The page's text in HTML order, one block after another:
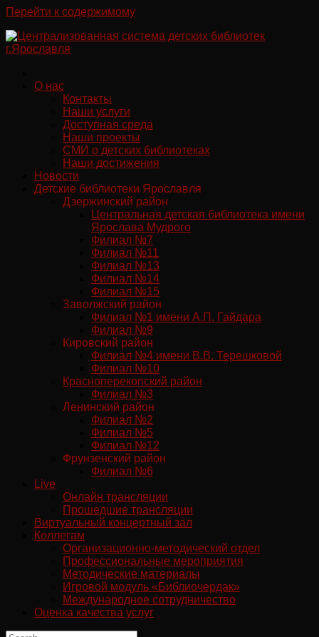
Перейти к содержимому
О нас
Контакты
Наши услуги
Доступная среда
Наши проекты
СМИ о детских библиотеках
Наши достижения
Новости
Детские библиотеки Ярославля
Дзержинский район
Центральная детская библиотека имени
Ярослава Мудрого
Филиал №7
Филиал №11
Филиал №13
Филиал №14
Филиал №15
Заволжский район
Филиал №1 имени А.П. Гайдара
Филиал №9
Кировский район
Филиал №4 имени В.В. Терешковой
Филиал №10
Красноперекопский район
Филиал №3
Ленинский район
Филиал №2
Филиал №5
Филиал №12
Фрунзенский район
Филиал №6
Live
Онлайн трансляции
Прошедшие трансляции
Виртуальный концертный зал
Коллегам
Организационно-методический отдел
Профессиональные мероприятия
Методические материалы
Игровой модуль «Библиочердак»
Международное сотрудничество
Оценка качества услуг